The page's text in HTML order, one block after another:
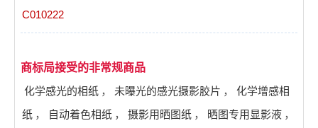
C010222
商标局接受的非常规商品
化学感光的相纸 ， 未曝光的感光摄影胶片 ，
化学增感相
纸 ， 自动着色相纸 ， 摄影用晒图纸 ， 晒图专用显影液 ，